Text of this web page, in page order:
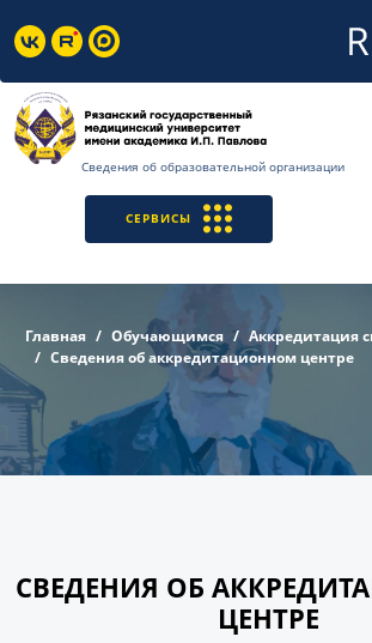
Сведения об образовательной организации
СЕРВИСЫ
Главная Обучающимся
Аккредитация
Сведения об аккредитационном центре
СВЕДЕНИЯ ОБ
ЦЕНТРЕ